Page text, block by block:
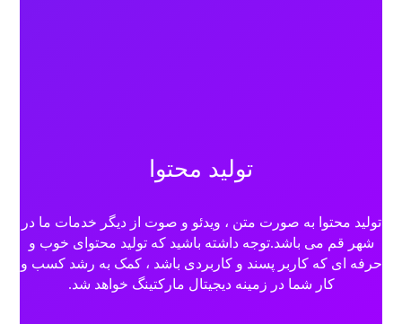
تولید محتوا
تولید محتوا به صورت متن ، ویدئو و صوت از دیگر خدمات ما در
شهر قم می باشد.توجه داشته باشید که تولید محتوای خوب و
حرفه ای که کاربر پسند و کاربردی باشد ، کمک به رشد کسب و
کار شما در زمینه دیجیتال مارکتینگ خواهد شد.